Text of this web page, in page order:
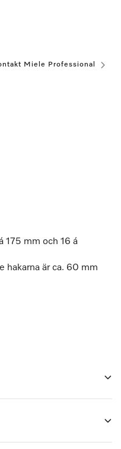
Miele Professional
175 mm och 16 á
hakarna är ca. 60 mm